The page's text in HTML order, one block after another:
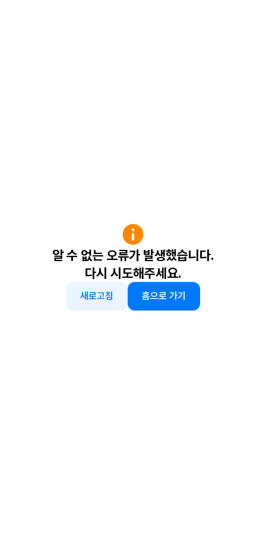
알 수 없는 오류가 발생했습니다.
다시 시도해주세요.
새로고침 홈으로 가기